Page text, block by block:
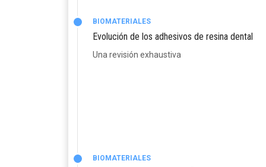
BIOMATERIALES
Evolución de los adhesivos de resina dental
Una revisión exhaustiva
BIOMATERIALES